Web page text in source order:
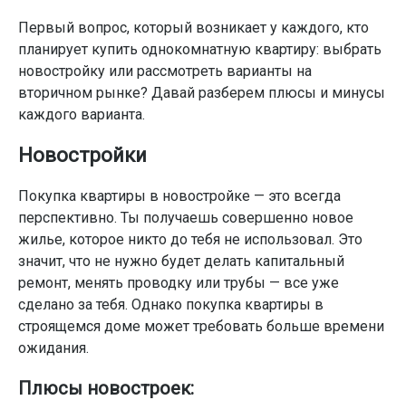
Первый вопрос, который возникает у каждого, кто
планирует купить однокомнатную квартиру: выбрать
новостройку или рассмотреть варианты на
вторичном рынке? Давай разберем плюсы и минусы
каждого варианта.
Новостройки
Покупка квартиры в новостройке — это всегда
перспективно. Ты получаешь совершенно новое
жилье, которое никто до тебя не использовал. Это
значит, что не нужно будет делать капитальный
ремонт, менять проводку или трубы — все уже
сделано за тебя. Однако покупка квартиры в
строящемся доме может требовать больше времени
ожидания.
Плюсы новостроек: